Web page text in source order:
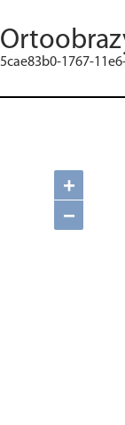
5cae83b0-1767-
+
−